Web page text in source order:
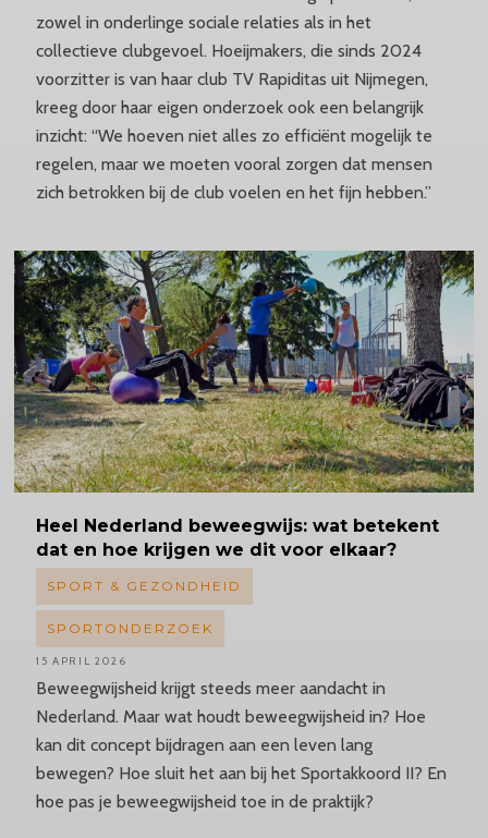
zowel in onderlinge sociale relaties als in het
collectieve clubgevoel. Hoeijmakers, die sinds 2024
voorzitter is van haar club TV Rapiditas uit Nijmegen,
kreeg door haar eigen onderzoek ook een belangrijk
inzicht: “We hoeven niet alles zo efficiënt mogelijk te
regelen, maar we moeten vooral zorgen dat mensen
zich betrokken bij de club voelen en het fijn hebben.”
Heel Nederland beweegwijs: wat betekent
dat en hoe krijgen we dit voor elkaar?
Beweegwijsheid krijgt steeds meer aandacht in
Nederland. Maar wat houdt beweegwijsheid in? Hoe
kan dit concept bijdragen aan een leven lang
bewegen? Hoe sluit het aan bij het Sportakkoord II? En
hoe pas je beweegwijsheid toe in de praktijk?
SPORT & GEZONDHEID
SPORTONDERZOEK
15 APRIL 2026